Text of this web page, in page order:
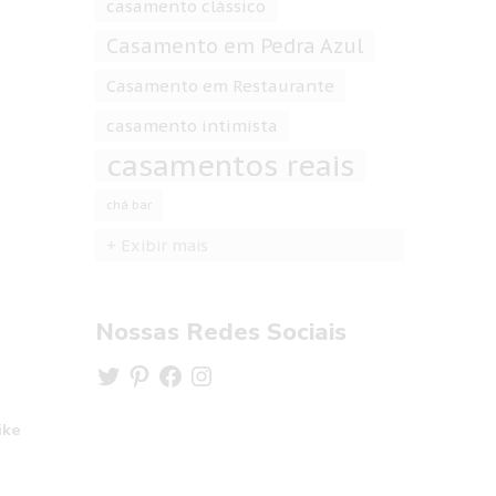
casamento clássico
Casamento em Pedra Azul
Casamento em Restaurante
casamento intimista
casamentos reais
chá bar
Nossas Redes Sociais